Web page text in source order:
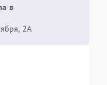
в
2А